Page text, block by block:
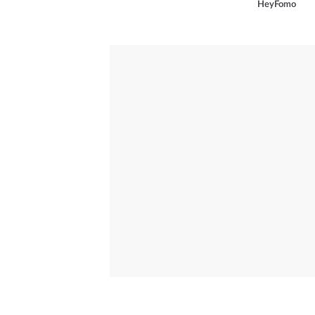
od
HeyFomo